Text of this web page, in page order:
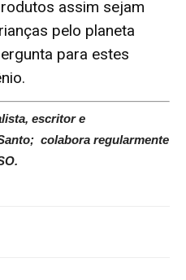
assim sejam
pelo planeta
para estes
escritor e
colabora regularmente